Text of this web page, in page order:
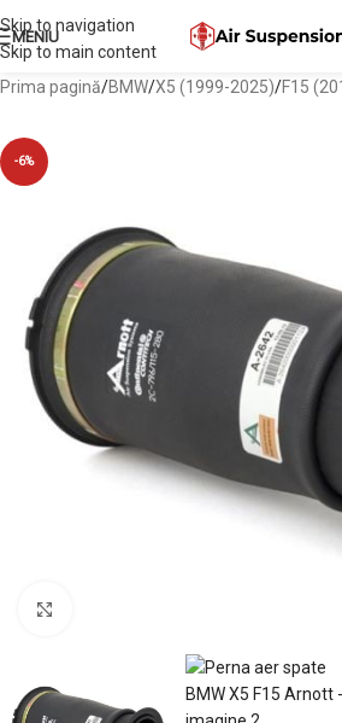
Skip to navigation
Skip to main content
MENIU
Prima pagină/BMW/X5 (1999-2025)/F15
-6%